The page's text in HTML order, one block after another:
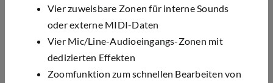
Vierzuweisbare Zonen für interne Sounds
oder externe MIDI-Daten
Vier Mic/Line-Audioeingangs-Zonen mit
dedizierten Effekten
Zoomfunktion zum schnellen Bearbeiten von